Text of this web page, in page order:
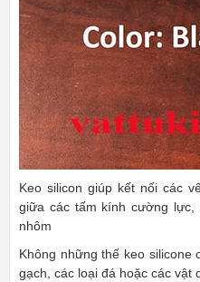
Keo silicon giúp kết nối các
giữa các tấm kính cường
nhôm
Không những thế keo silicone
gạch, các loại đá hoặc các vật